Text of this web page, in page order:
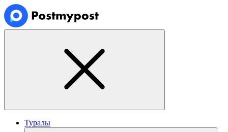
Туралы